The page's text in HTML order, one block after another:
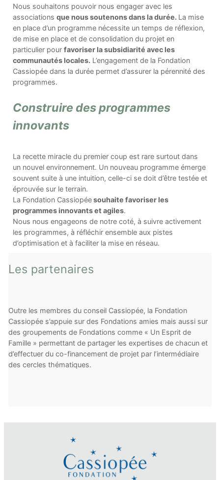
Nous souhaitons pouvoir nous engager avec les
associations que nous soutenons dans la durée. La mise
en place d’un programme nécessite un temps de réflexion,
de mise en place et de consolidation du projet en
particulier pour favoriser la subsidiarité avec les
communautés locales.L’engagement de la Fondation
Cassiopée dans la durée permet d’assurer la pérennité des
programmes.
Construire des programmes
innovants
La recette miracle du premier coup est rare surtout dans
un nouvel environnement. Un nouveau programme émerge
souvent suite à une intuition, celle-ci se doit d’être testée et
éprouvée sur le terrain.
La Fondation Cassiopéesouhaite favoriser les
programmes innovants et agiles.
Nous nous engageons de notre coté, à suivre activement
les programmes, à réfléchir ensemble aux pistes
d’optimisation et à faciliter la mise en réseau.
Les partenaires
Outre les membres du conseil Cassiopée, la Fondation
Cassiopée s’appuie sur des Fondations amies mais aussi sur
des groupements de Fondations comme « Un Esprit de
Famille » permettant de partager les expertises de chacun et
d’effectuer du co-financement de projet par l’intermédiaire
des cercles thématiques.